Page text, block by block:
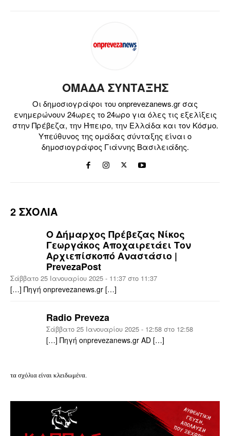
ΟΜΑΔΑ ΣΥΝΤΑΞΗΣ
Οι δημοσιογράφοι του onprevezanews.gr σας
ενημερώνουν 24ωρες το 24ωρο για όλες τις εξελίξεις
στην Πρέβεζα, την Ήπειρο, την Ελλάδα και τον Κόσμο.
Υπεύθυνος της ομάδας σύνταξης είναι ο
δημοσιογράφος Γιάννης Βασιλειάδης.
2 ΣΧΟΛΙΑ
Ο Δήμαρχος Πρέβεζας Νίκος
Γεωργάκος Αποχαιρετάει Τον
Αρχιεπίσκοπό Αναστάσιο |
PrevezaPost
Σάββατο 25 Ιανουαρίου 2025 - 11:37 στο 11:37
[…] Πηγή onprevezanews.gr […]
Radio Preveza
Σάββατο 25 Ιανουαρίου 2025 - 12:58 στο 12:58
[…] Πηγή onprevezanews.gr AD […]
τα σχόλια είναι κλειδωμένα.